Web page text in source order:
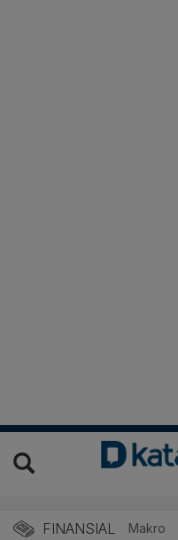
FINANSIAL Makro